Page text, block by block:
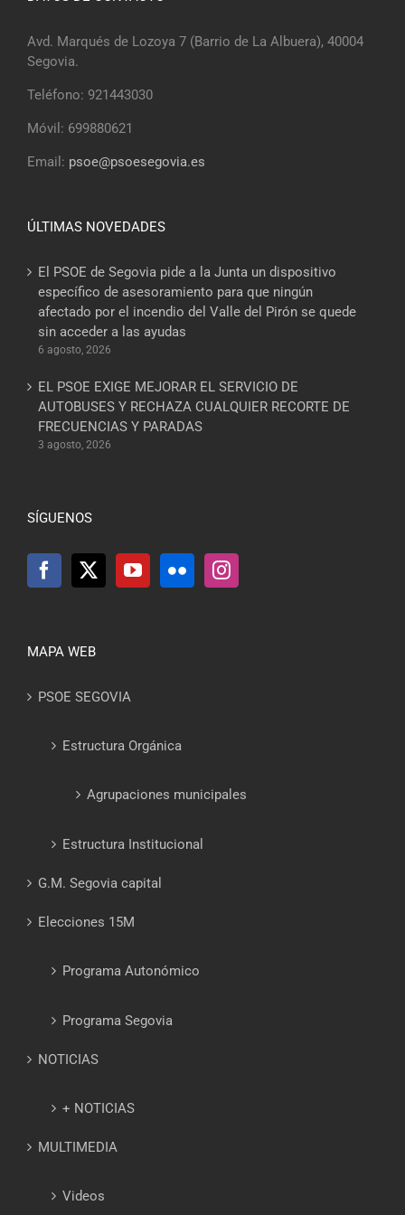
Avd. Marqués de Lozoya 7 (Barrio de La Albuera), 40004
Segovia.
Teléfono: 921443030
Móvil: 699880621
Email: psoe@psoesegovia.es
ÚLTIMAS NOVEDADES
El PSOE de Segovia pide a la Junta un dispositivo
específico de asesoramiento para que ningún
afectado por el incendio del Valle del Pirón se quede
sin acceder a las ayudas
6 agosto, 2026
EL PSOE EXIGE MEJORAR EL SERVICIO DE
AUTOBUSES Y RECHAZA CUALQUIER RECORTE DE
FRECUENCIAS Y PARADAS
3 agosto, 2026
SÍGUENOS
MAPA WEB
PSOE SEGOVIA
Estructura Orgánica
Agrupaciones municipales
Estructura Institucional
G.M. Segovia capital
Elecciones 15M
Programa Autonómico
Programa Segovia
NOTICIAS
+ NOTICIAS
MULTIMEDIA
Videos